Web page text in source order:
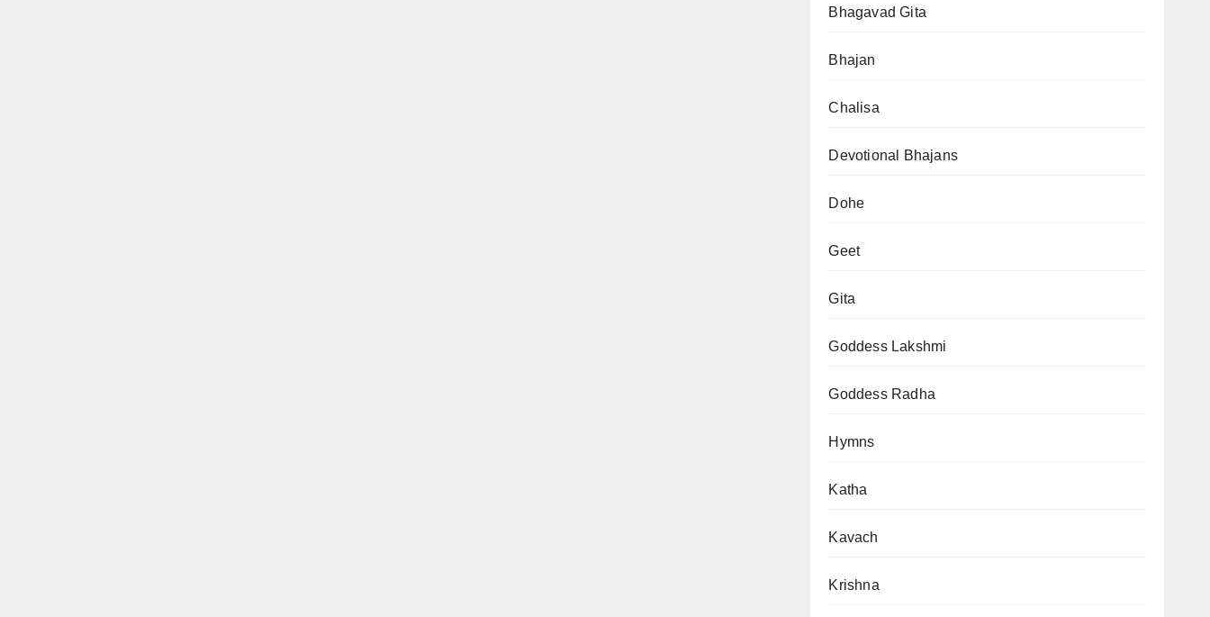
Bhagavad Gita
Bhajan
Chalisa
Devotional Bhajans
Dohe
Geet
Gita
Goddess Lakshmi
Goddess Radha
Hymns
Katha
Kavach
Krishna